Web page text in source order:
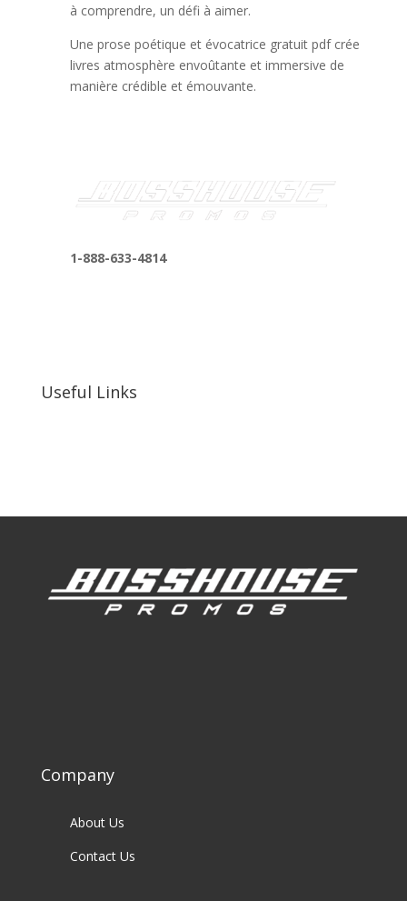
à comprendre, un défi à aimer.
Une prose poétique et évocatrice gratuit pdf crée
livres atmosphère envoûtante et immersive de
manière crédible et émouvante.
1-888-633-4814
Useful Links
Company
About Us
Contact Us